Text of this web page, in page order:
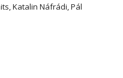
Katalin Náfrádi, Pál